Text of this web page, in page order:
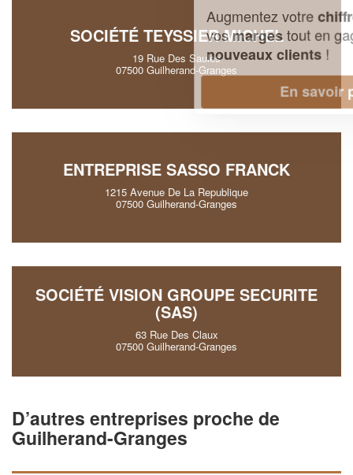
SOCIÉTÉ TEYSSIER MICHEL
19 Rue Des Saules
07500 Guilherand-Granges
ENTREPRISE SASSO FRANCK
1215 Avenue De La Republique
07500 Guilherand-Granges
SOCIÉTÉ VISION GROUPE SECURITE
(SAS)
63 Rue Des Claux
07500 Guilherand-Granges
D’autres entreprises proche de
Guilherand-Granges
Augmentez votrechiffre d'affaireset
vosmargestout en gagnant de
nouveaux clients!